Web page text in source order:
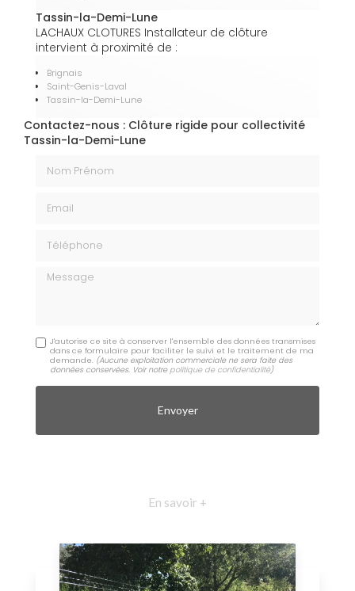
Tassin-la-Demi-Lune
LACHAUX CLOTURES Installateur de clôture
intervient à proximité de :
Brignais
Saint-Genis-Laval
Tassin-la-Demi-Lune
Contactez-nous : Clôture rigide pour collectivité
Tassin-la-Demi-Lune
Message
J'autorise ce site à conserver l'ensemble des données transmises
dans ce formulaire pour faciliter le suivi et le traitement de ma
demande. (Aucune exploitation commerciale ne sera faite des
données conservées. Voir notre politique de confidentialité)
En savoir +